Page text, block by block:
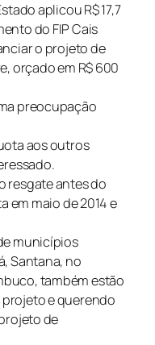
aplicou R$ 17,7
do FIP Cais
o projeto de
orçado em R$ 600
preocupação
aos outros
resgate antes do
em maio de 2014 e
municípios
Santana, no
também estão
e querendo
de